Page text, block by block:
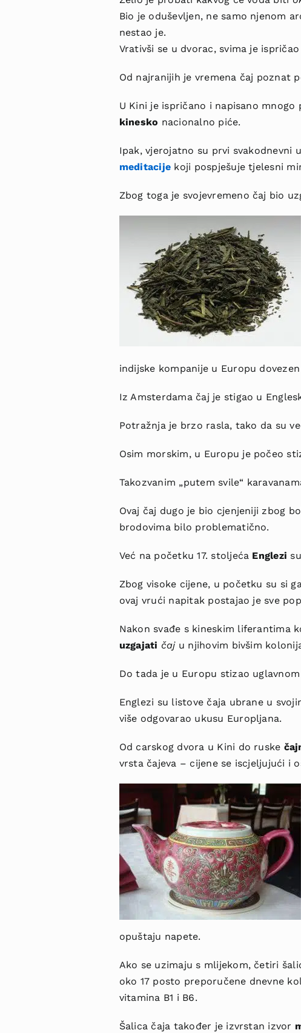
Bio je oduševljen, ne samo njenom
nestao je.
Vrativši se u dvorac, svima je
Od najranijih je vremena čaj poznat
U Kini je ispričano i napisano
kinesko nacionalno piće.
Ipak, vjerojatno su prvi svakodnevni
meditacije koji pospješuje tjelesni
Zbog toga je svojevremeno čaj bio
indijske kompanije u Europu
Iz Amsterdama čaj je stigao u
Potražnja je brzo rasla, tako da su
Osim morskim, u Europu je počeo
Takozvanim „putem svile“
Ovaj čaj dugo je bio cjenjeniji zbog
brodovima bilo problematično.
Već na početku 17. stoljeća Englezi
Zbog visoke cijene, u početku su si
ovaj vrući napitak postajao je sve
Nakon svađe s kineskim liferantima
uzgajati čaju njihovim bivšim
Do tada je u Europu stizao
Englezi su listove čaja ubrane u
više odgovarao ukusu Europljana.
Od carskog dvora u Kini do ruske
vrsta čajeva – cijene se iscjeljujući i
opuštaju napete.
Ako se uzimaju s mlijekom, četiri
oko 17 posto preporučene dnevne
vitamina B1 i B6.
Šalica čaja također je izvrstan izvor